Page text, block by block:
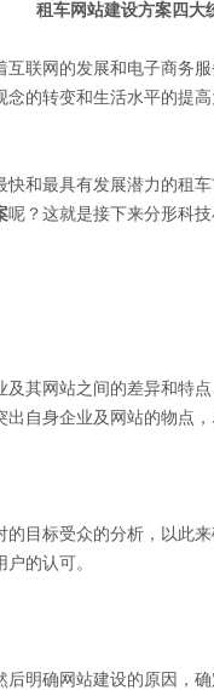
租车网站建设方案四大
联网的发展和电子商务
的转变和生活水平的提
和最具有发展潜力的租
呢？这就是接下来分形科
其网站之间的差异和特
自身企业及网站的物点
目标受众的分析，以此
的认可。
明确网站建设的原因，